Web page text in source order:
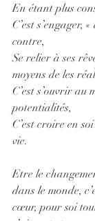
En étant plus
C’est s’engager,
contre,
Se relier à ses
moyens de les
C’est s’ouvrir au
potentialités,
C’est croire en
vie.
Etre le
dans le monde,
cœur, pour soi